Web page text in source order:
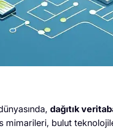
dağıtık
mimarileri, bulut